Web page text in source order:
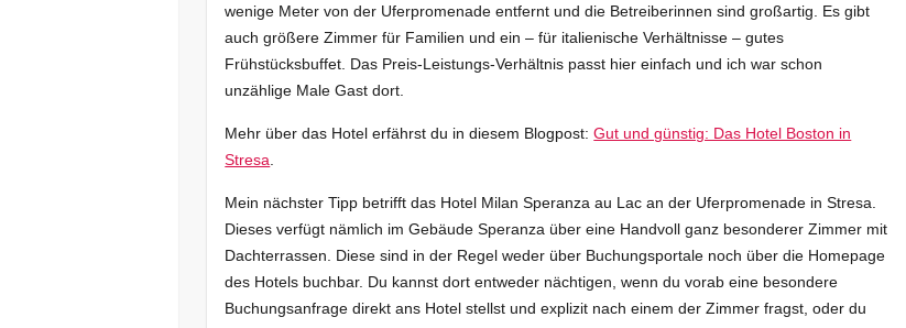
wenige Meter von der Uferpromenade entfernt und die Betreiberinnen sind großartig. Es gibt
auch größere Zimmer für Familien und ein – für italienische Verhältnisse – gutes
Frühstücksbuffet. Das Preis-Leistungs-Verhältnis passt hier einfach und ich war schon
unzählige Male Gast dort.
Mehr über das Hotel erfährst du in diesem Blogpost:Gut und günstig: Das Hotel Boston in
Stresa
Mein nächster Tipp betrifft das Hotel Milan Speranza au Lac an der Uferpromenade in Stresa.
Dieses verfügt nämlich im Gebäude Speranza über eine Handvoll ganz besonderer Zimmer mit
Dachterrassen. Diese sind in der Regel weder über Buchungsportale noch über die Homepage
des Hotels buchbar. Du kannst dort entweder nächtigen, wenn du vorab eine besondere
Buchungsanfrage direkt ans Hotel stellst und explizit nach einem der Zimmer fragst, oder du